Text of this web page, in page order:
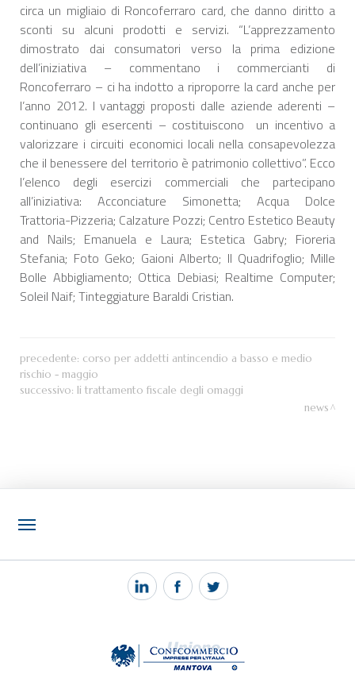
circa un migliaio di Roncoferraro card, che danno diritto a
sconti su alcuni prodotti e servizi. “L’apprezzamento
dimostrato dai consumatori verso la prima edizione
dell’iniziativa – commentano i commercianti di
Roncoferraro – ci ha indotto a riproporre la card anche per
l’anno 2012. I vantaggi proposti dalle aziende aderenti –
continuano gli esercenti – costituiscono un incentivo a
valorizzare i circuiti economici locali nella consapevolezza
che il benessere del territorio è patrimonio collettivo”. Ecco
l’elenco degli esercizi commerciali che partecipano
all’iniziativa: Acconciature Simonetta; Acqua Dolce
Trattoria-Pizzeria; Calzature Pozzi; Centro Estetico Beauty
and Nails; Emanuela e Laura; Estetica Gabry; Fioreria
Stefania; Foto Geko; Gaioni Alberto; Il Quadrifoglio; Mille
Bolle Abbigliamento; Ottica Debiasi; Realtime Computer;
Soleil Naif; Tinteggiature Baraldi Cristian.
precedente: corso per addetti antincendio a basso e medio
rischio - maggio
successivo: li trattamento fiscale degli omaggi
news
NOTIZIE
PEC MANTOVA MAIL